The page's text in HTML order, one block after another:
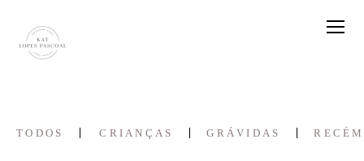
TODOS CRIANÇAS GRÁVIDAS